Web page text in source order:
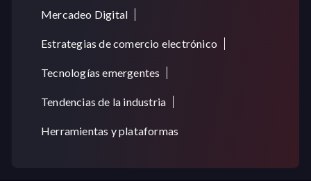
Mercadeo Digital
Estrategias de comercio electrónico
Tecnologías emergentes
Tendencias de la industria
Herramientas y plataformas